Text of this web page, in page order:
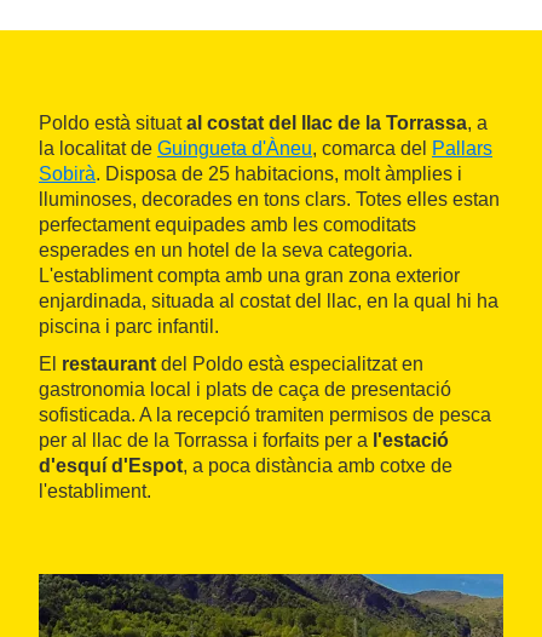
Poldo està situatal costat del llac de la Torrassa, a
la localitat de Guingueta d'Àneu, comarca del Pallars
Sobirà. Disposa de 25 habitacions, molt àmplies i
lluminoses, decorades en tons clars. Totes elles estan
perfectament equipades amb les comoditats
esperades en un hotel de la seva categoria.
L'establiment compta amb una gran zona exterior
enjardinada, situada al costat del llac, en la qual hi ha
piscina i parc infantil.
El restaurant del Poldo està especialitzat en
gastronomia local i plats de caça de presentació
sofisticada. A la recepció tramiten permisos de pesca
per al llac de la Torrassa i forfaits per a l'estació
d'esquí d'Espot, a poca distància amb cotxe de
l'establiment.